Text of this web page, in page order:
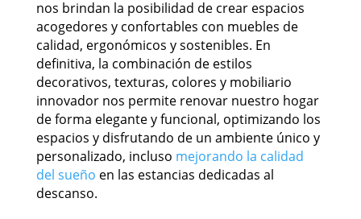
nos brindan la posibilidad de crear espacios
acogedores y confortables con muebles de
calidad, ergonómicos y sostenibles. En
definitiva, la combinación de estilos
decorativos, texturas, colores y mobiliario
innovador nos permite renovar nuestro hogar
de forma elegante y funcional, optimizando los
espacios y disfrutando de un ambiente único y
personalizado, incluso mejorando la calidad
del sueño en las estancias dedicadas al
descanso.